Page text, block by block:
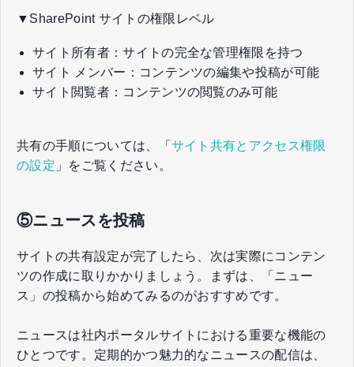
▼SharePoint サイトの権限レベル
サイト所有者：サイトの完全な管理権限を持つ
サイト メンバー：コンテンツの編集や投稿が可能
サイト閲覧者：コンテンツの閲覧のみ可能
共有の手順については、「 サイト共有とアクセス権限
の設定 」をご覧ください。
⑤ニュースを投稿
サイトの共有設定が完了したら、次は実際にコンテン
ツの作成に取りかかりましょう。まずは、「ニュー
ス」の投稿から始めてみるのがおすすめです。
ニュースは社内ポータルサイトにおける重要な機能の
ひとつです。定期的かつ魅力的なニュースの配信は、